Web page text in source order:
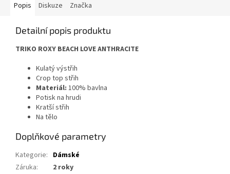
Popis Diskuze Značka
Detailní popis produktu
TRIKO ROXY BEACH LOVE ANTHRACITE
Kulatý výstřih
Crop top střih
Materiál: 100% bavlna
Potisk na hrudi
Kratší střih
Na tělo
Doplňkové parametry
Kategorie: Dámské
Záruka:
2 roky